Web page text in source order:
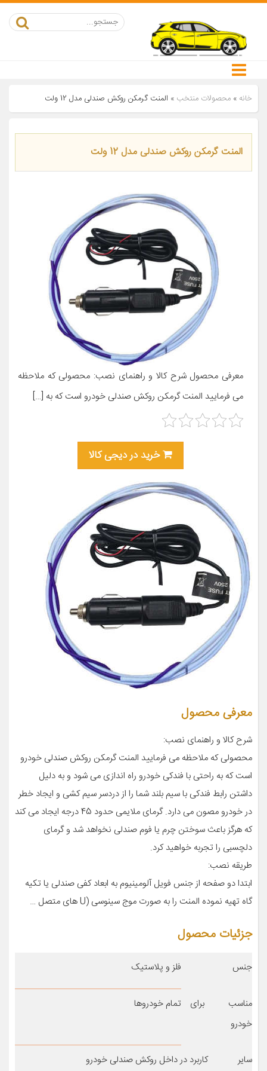
خانه » محصولات منتخب » المنت گرمکن روکش صندلی مدل 12 ولت
المنت گرمکن روکش صندلی مدل 12 ولت
معرفی محصول شرح کالا و راهنمای نصب: محصولی که ملاحظه
می فرمایید المنت گرمکن روکش صندلی خودرو است که به […]
خرید در دیجی کالا
معرفی محصول
شرح کالا و راهنمای نصب:
محصولی که ملاحظه می فرمایید المنت گرمکن روکش صندلی خودرو
است که به راحتی با فندکی خودرو راه اندازی می شود و به دلیل
داشتن رابط فندکی با سیم بلند شما را از دردسر سیم کشی و ایجاد خطر
در خودرو مصون می دارد. گرمای ملایمی حدود 45 درجه ایجاد می کند
که هرگز باعث سوختن چرم یا فوم صندلی نخواهد شد و گرمای
دلچسبی را تجربه خواهید کرد.
طریقه نصب:
ابتدا دو صفحه از جنس فویل آلومینیوم به ابعاد کفی صندلی یا تکیه
گاه تهیه نموده المنت را به صورت موج سینوسی (U های متصل …
جزئیات محصول
جنس فلز و پلاستیک
مناسب برای
خودرو
تمام خودروها
سایر کاربرد در داخل روکش صندلی خودرو